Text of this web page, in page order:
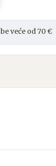
veće od 70 €